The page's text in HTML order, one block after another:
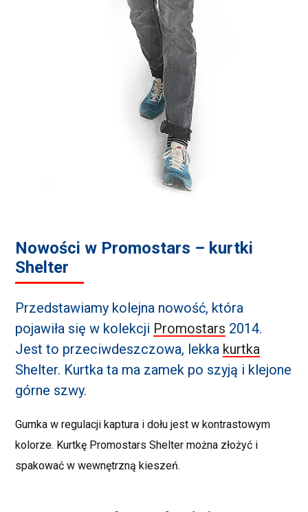
Nowości w Promostars – kurtki
Shelter
Przedstawiamy kolejna nowość, która
pojawiła się w kolekcji Promostars 2014.
Jest to przeciwdeszczowa, lekka kurtka
Shelter. Kurtka ta ma zamek po szyją i klejone
górne szwy.
Gumka w regulacji kaptura i dołu jest w kontrastowym
kolorze. Kurtkę Promostars Shelter można złożyć i
spakować w wewnętrzną kieszeń.